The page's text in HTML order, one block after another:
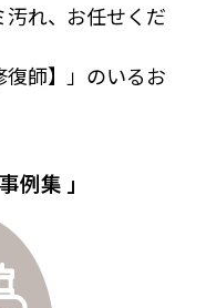
れ、お任せくだ
師】」のいるお
例集 」